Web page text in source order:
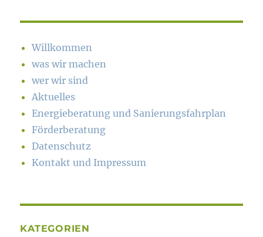
Willkommen
was wir machen
wer wir sind
Aktuelles
Energieberatung und Sanierungsfahrplan
Förderberatung
Datenschutz
Kontakt und Impressum
KATEGORIEN